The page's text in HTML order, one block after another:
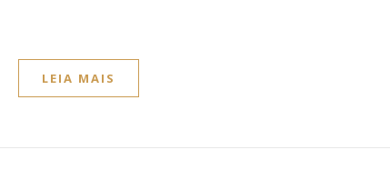
LEIA MAIS